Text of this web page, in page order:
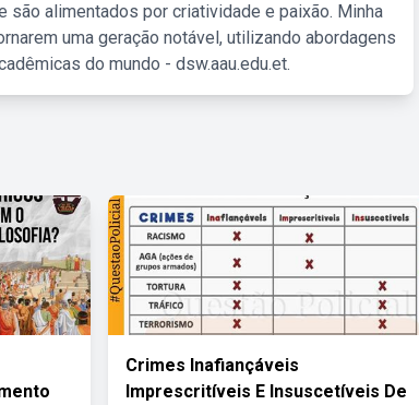
alimentados por criatividade e paixão. Minha
uma geração notável, utilizando abordagens
do mundo - dsw.aau.edu.et.
Crimes Inafiançáveis
Imprescritíveis E Insuscetíveis De